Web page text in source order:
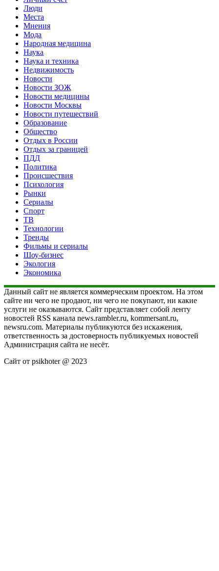
Люди
Места
Мнения
Мода
Народная медицина
Наука
Наука и техника
Недвижимость
Новости
Новости ЗОЖ
Новости медицины
Новости Москвы
Новости путешествий
Образование
Общество
Отдых в России
Отдых за границей
ПДД
Политика
Происшествия
Психология
Рынки
Сериалы
Спорт
ТВ
Технологии
Тренды
Фильмы и сериалы
Шоу-бизнес
Экология
Экономика
Данный сайт не является коммерческим проектом. На этом
сайте ни чего не продают, ни чего не покупают, ни какие
услуги не оказываются. Сайт представляет собой ленту
новостей RSS канала news.rambler.ru, kommersant.ru,
newsru.com. Материалы публикуются без искажения,
ответственность за достоверность публикуемых новостей
Администрация сайта не несёт.
Сайт от psikhoter @ 2023